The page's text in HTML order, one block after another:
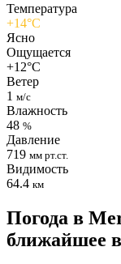
Температура
+14°C
Ясно
Ощущается
+12°C
Ветер
1 м/с
Влажность
48 %
Давление
719 мм рт.ст.
Видимость
64.4 км
Погода в
ближайшее